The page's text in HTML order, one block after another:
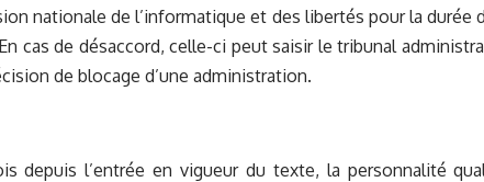
nationale de l’informatique et des libertés pour la durée
cas de désaccord, celle-ci peut saisir le tribunal
de blocage d’une administration.
depuis l’entrée en vigueur du texte, la personnalité